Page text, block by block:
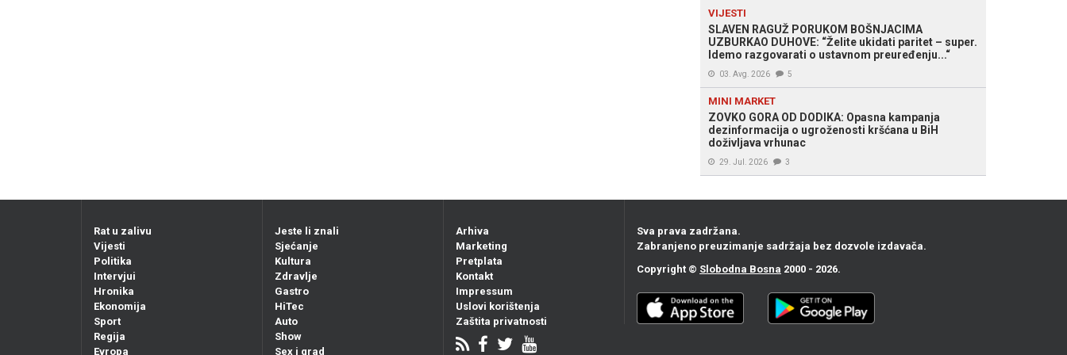
VIJESTI
SLAVEN RAGUŽ PORUKOM BOŠNJACIMA
UZBURKAO DUHOVE: “Želite ukidati paritet – super.
Idemo razgovarati o ustavnom preuređenju...“
03. Avg. 2026 5
MINI MARKET
ZOVKO GORA OD DODIKA: Opasna kampanja
dezinformacija o ugroženosti kršćana u BiH
doživljava vrhunac
29. Jul. 2026 3
Rat u zalivu
Vijesti
Politika
Intervjui
Hronika
Ekonomija
Sport
Regija
Evropa
Jeste li znali
Sjećanje
Kultura
Zdravlje
Gastro
HiTec
Auto
Show
Sex i grad
Arhiva
Marketing
Pretplata
Kontakt
Impressum
Uslovi korištenja
Zaštita privatnosti
Sva prava zadržana.
Zabranjeno preuzimanje sadržaja bez dozvole izdavača.
Copyright © Slobodna Bosna 2000 - 2026.